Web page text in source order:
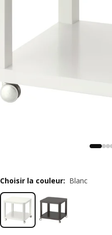
Choisir la couleur: Blanc